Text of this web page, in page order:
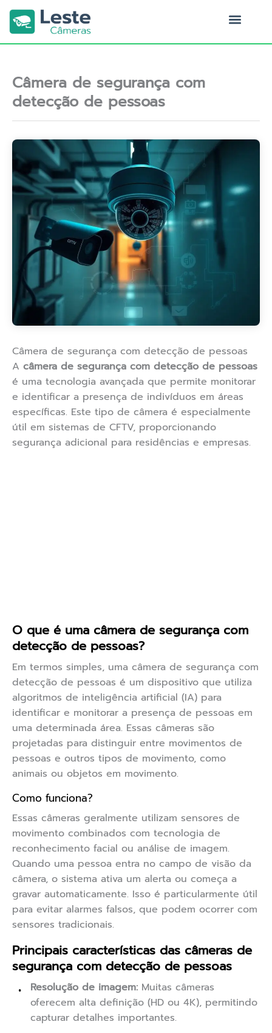
para
conteúdo
Câmera de segurança com
detecção de pessoas
Câmera de segurança com detecção de pessoas
A câmera de segurança com detecção de pessoas
é uma tecnologia avançada que permite monitorar
e identificar a presença de indivíduos em áreas
específicas. Este tipo de câmera é especialmente
útil em sistemas de CFTV, proporcionando
segurança adicional para residências e empresas.
O que é uma câmera de segurança com
detecção de pessoas?
Em termos simples, uma câmera de segurança com
detecção de pessoas é um dispositivo que utiliza
algoritmos de inteligência artificial (IA) para
identificar e monitorar a presença de pessoas em
uma determinada área. Essas câmeras são
projetadas para distinguir entre movimentos de
pessoas e outros tipos de movimento, como
animais ou objetos em movimento.
Como funciona?
Essas câmeras geralmente utilizam sensores de
movimento combinados com tecnologia de
reconhecimento facial ou análise de imagem.
Quando uma pessoa entra no campo de visão da
câmera, o sistema ativa um alerta ou começa a
gravar automaticamente. Isso é particularmente útil
para evitar alarmes falsos, que podem ocorrer com
sensores tradicionais.
Principais características das câmeras de
segurança com detecção de pessoas
Resolução de imagem: Muitas câmeras
oferecem alta definição (HD ou 4K), permitindo
capturar detalhes importantes.